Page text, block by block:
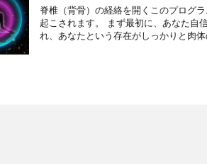
脊椎（背骨）の経絡を開くこのプログ
起こされます。 まず最初に、あなた自
れ、あなたという存在がしっかりと肉